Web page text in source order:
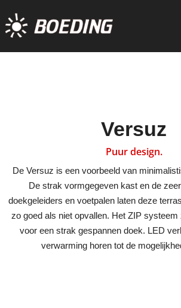
Versuz
Puur design.
De Versuz is een voorbeeld van
De strak vormgegeven kast en de
doekgeleiders en voetpalen laten deze
zo goed als niet opvallen. Het ZIP systeem
voor een strak gespannen doek. LED
verwarming horen tot de